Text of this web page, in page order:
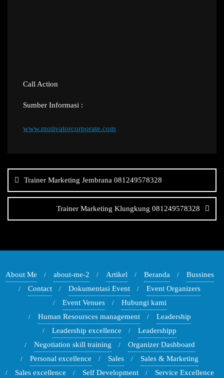
Call Action
Sumber Informasi :
www.motivatorcorporate.com
posTrainer Marketing Jembrana 081249578328
Trainer Marketing Klungkung 081249578328
About Me about-me-2 Artikel Beranda
Bussines
Contact
Dokumentasi Event
Event Organizers
Event Venues
Hubungi kami
Human Resoursces management
Leadership
Leadership excellence
Leadershipp
Negotiation skill training
Organizer Dashboard
Personal excellence
Sales
Sales & Marketing
Sales excellence
Self Development Service Excellence